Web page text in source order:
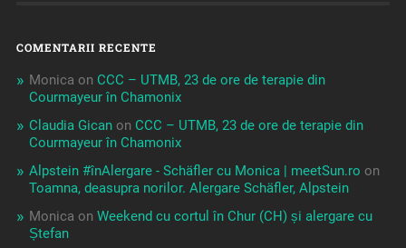
COMENTARII RECENTE
Monica on CCC – UTMB, 23 de ore de terapie din
Courmayeur în Chamonix
Claudia Gicanon CCC – UTMB, 23 de ore de terapie din
Courmayeur în Chamonix
Alpstein #înAlergare - Schäfler cu Monica | meetSun.ro on
Toamna, deasupra norilor. Alergare Schäfler, Alpstein
Monica on Weekend cu cortul în Chur (CH) și alergare cu
Ștefan